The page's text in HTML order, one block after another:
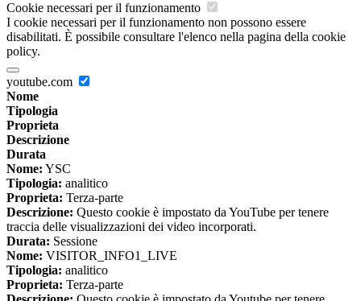
Cookie necessari per il funzionamento
I cookie necessari per il funzionamento non possono essere
disabilitati. È possibile consultare l'elenco nella pagina della cookie
policy.
youtube.com
Nome
Tipologia
Proprieta
Descrizione
Durata
Nome: YSC
Tipologia: analitico
Proprieta: Terza-parte
Descrizione: Questo cookie è impostato da YouTube per tenere
traccia delle visualizzazioni dei video incorporati.
Durata: Sessione
Nome: VISITOR_INFO1_LIVE
Tipologia: analitico
Proprieta: Terza-parte